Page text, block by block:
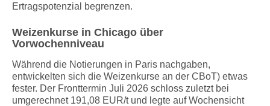
Ertragspotenzial begrenzen.
Weizenkurse in Chicago über
Vorwochenniveau
Während die Notierungen in Paris nachgaben,
entwickelten sich die Weizenkurse an der CBoT) etwas
fester. Der Fronttermin Juli 2026 schloss zuletzt bei
umgerechnet 191,08 EUR/t und legte auf Wochensicht